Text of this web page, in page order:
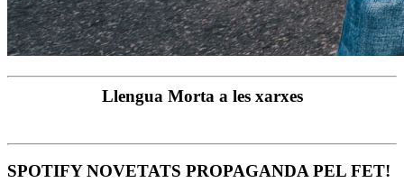
Llengua Morta a les xarxes
SPOTIFY NOVETATS PROPAGANDA PEL FET!